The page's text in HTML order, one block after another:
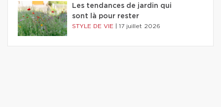
Les tendances de jardin qui
sont là pour rester
STYLE DE VIE 17 juillet 2026